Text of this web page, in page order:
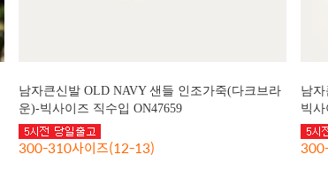
남자큰신발 OLD NAVY 샌들 인조가죽(다크브라
운)-빅사이즈 직수입 ON47659
300-310사이즈(12-13)
남
빅사